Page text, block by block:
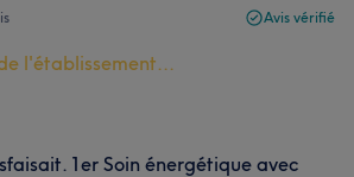
Avis vérifié
l'établissement...
1er Soin énergétique avec